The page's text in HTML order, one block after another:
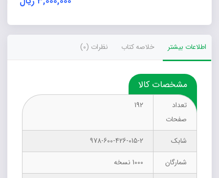
اطلاعات بیشتر خلاصه کتاب نظرات (0)
مشخصات کالا
تعداد
صفحات
192
شابک
978-600-426-015-2
شمارگان
1000 نسخه